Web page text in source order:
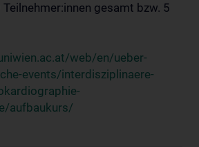
gesamt bzw. 5
web/en/ueber-
events/interdisziplinaere-
aufbaukurs/